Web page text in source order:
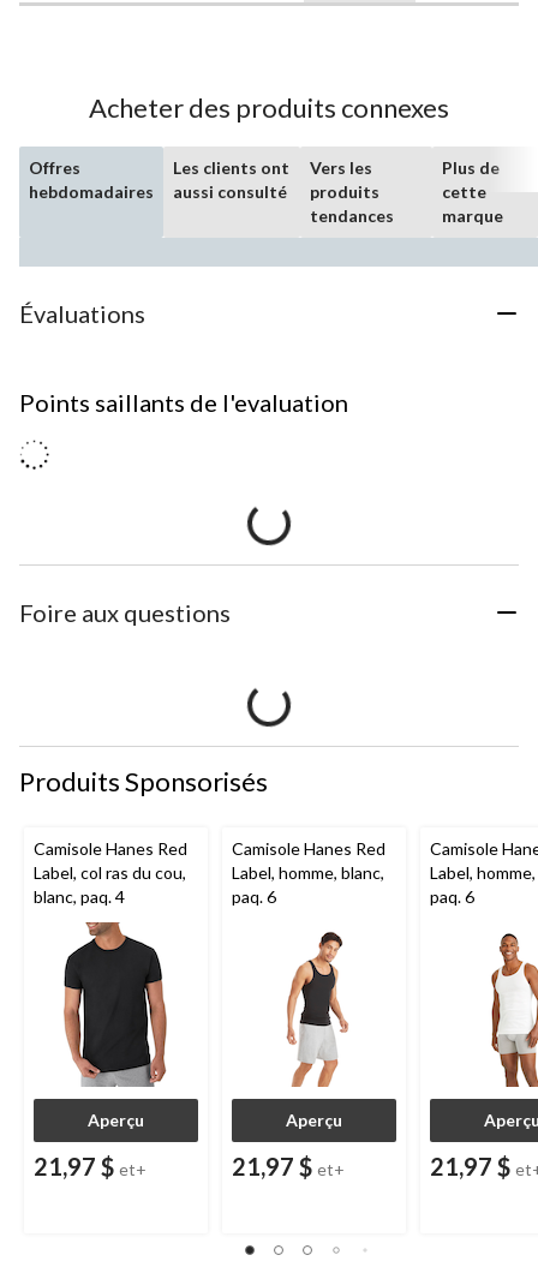
Acheter des produits connexes
Offres
hebdomadaires
Les clients ont
aussi consulté
Vers les
produits
tendances
Plus de
cette
marque
Évaluations
Points saillants de l'evaluation
Foire aux questions
Produits Sponsorisés
Camisole Hanes Red
Label, col ras du cou,
blanc, paq. 4
Aperçu
21,97 $ et+
Camisole Hanes Red
Label, homme, blanc,
paq. 6
Aperçu
21,97 $ et+
Camisole
Label,
paq. 6
21,97 $